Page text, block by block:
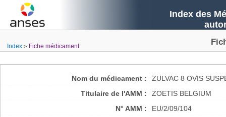
Index des
Index Fiche médicament
Nom du médicament :
ZULVAC 8 OVIS
Titulaire de l'AMM :
ZOETIS BELGIUM
N° AMM :
EU/2/09/104